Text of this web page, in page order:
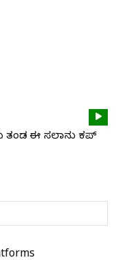
ತಂಡ ಈ ಸಲಾನು ಕಪ್